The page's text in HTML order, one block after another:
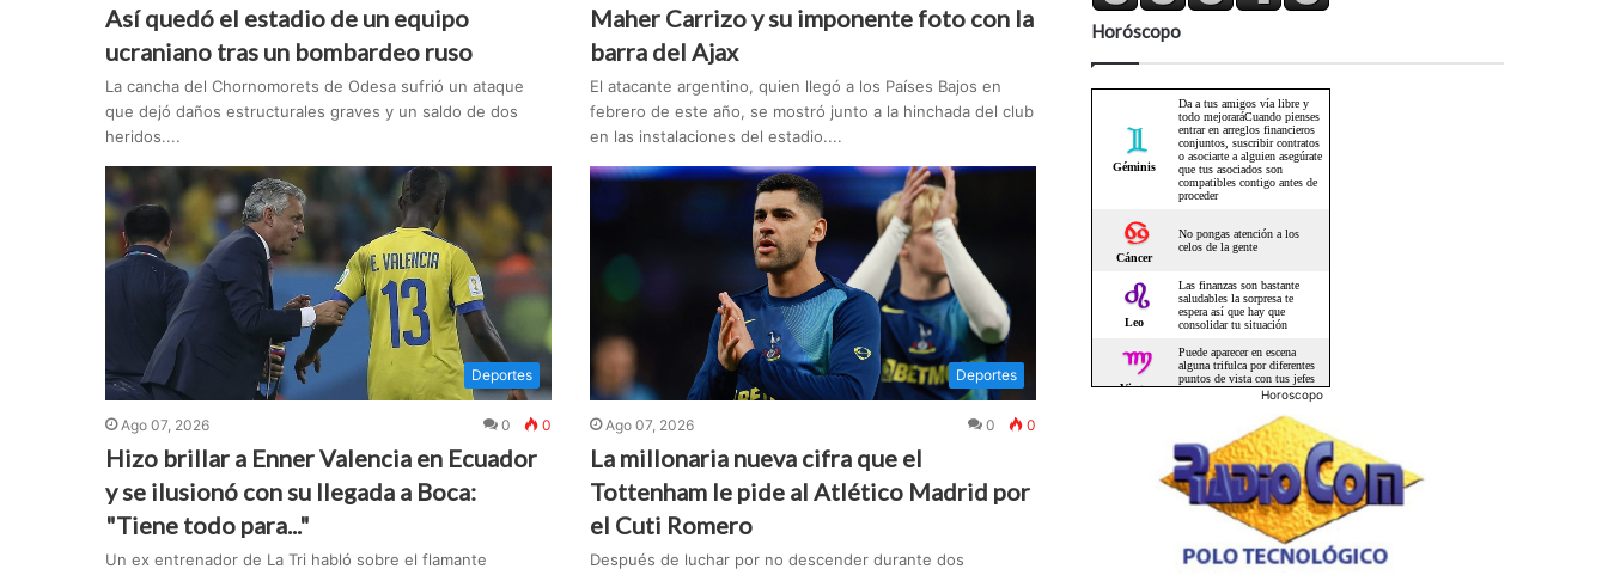
Así quedó el estadio de un equipo
ucraniano tras un bombardeo ruso
La cancha del Chornomorets de Odesa sufrió un ataque
que dejó daños estructurales graves y un saldo de dos
heridos....
Maher Carrizo y su imponente foto con la
barra del Ajax
El atacante argentino, quien llegó a los Países Bajos en
febrero de este año, se mostró junto a la hinchada del club
en las instalaciones del estadio....
Deportes
Ago 07, 2026 0 0
Hizo brillar a Enner Valencia en Ecuador
y se ilusionó con su llegada a Boca:
"Tiene todo para..."
Un ex entrenador de La Tri habló sobre el flamante
Deportes
Ago 07, 2026 0 0
La millonaria nueva cifra que el
Tottenham le pide al Atlético Madrid por
el Cuti Romero
Después de luchar por no descender durante dos
Horóscopo
Horoscopo